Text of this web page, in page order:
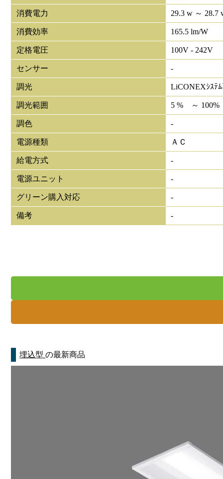
消費電力 29.3 w ～ 28.7
消費効率 165.5 lm/W
定格電圧 100V - 242V
センサー -
調光 LiCONEXｼｽﾃ
調光範囲 5 % ～ 100%
調色 -
電源種類 ＡＣ
給電方式 -
電源ユニット -
グリーン購入対応 -
備考 -
埋込型の最新商品